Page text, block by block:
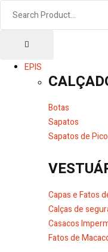
EPIS
Botas
Sapatos
Sapatos de
Capas e Fatos
Calças de
Casacos
Fatos de